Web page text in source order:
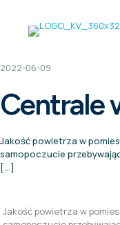
2022-06-09
Centrale
Jakość powietrza w
samopoczucie
[…]
Jakość powietrza w